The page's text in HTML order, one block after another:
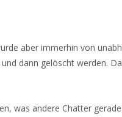
aber immerhin von
dann gelöscht werden.
was andere Chatter